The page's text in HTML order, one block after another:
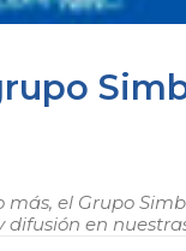
más, el Grupo
difusión en